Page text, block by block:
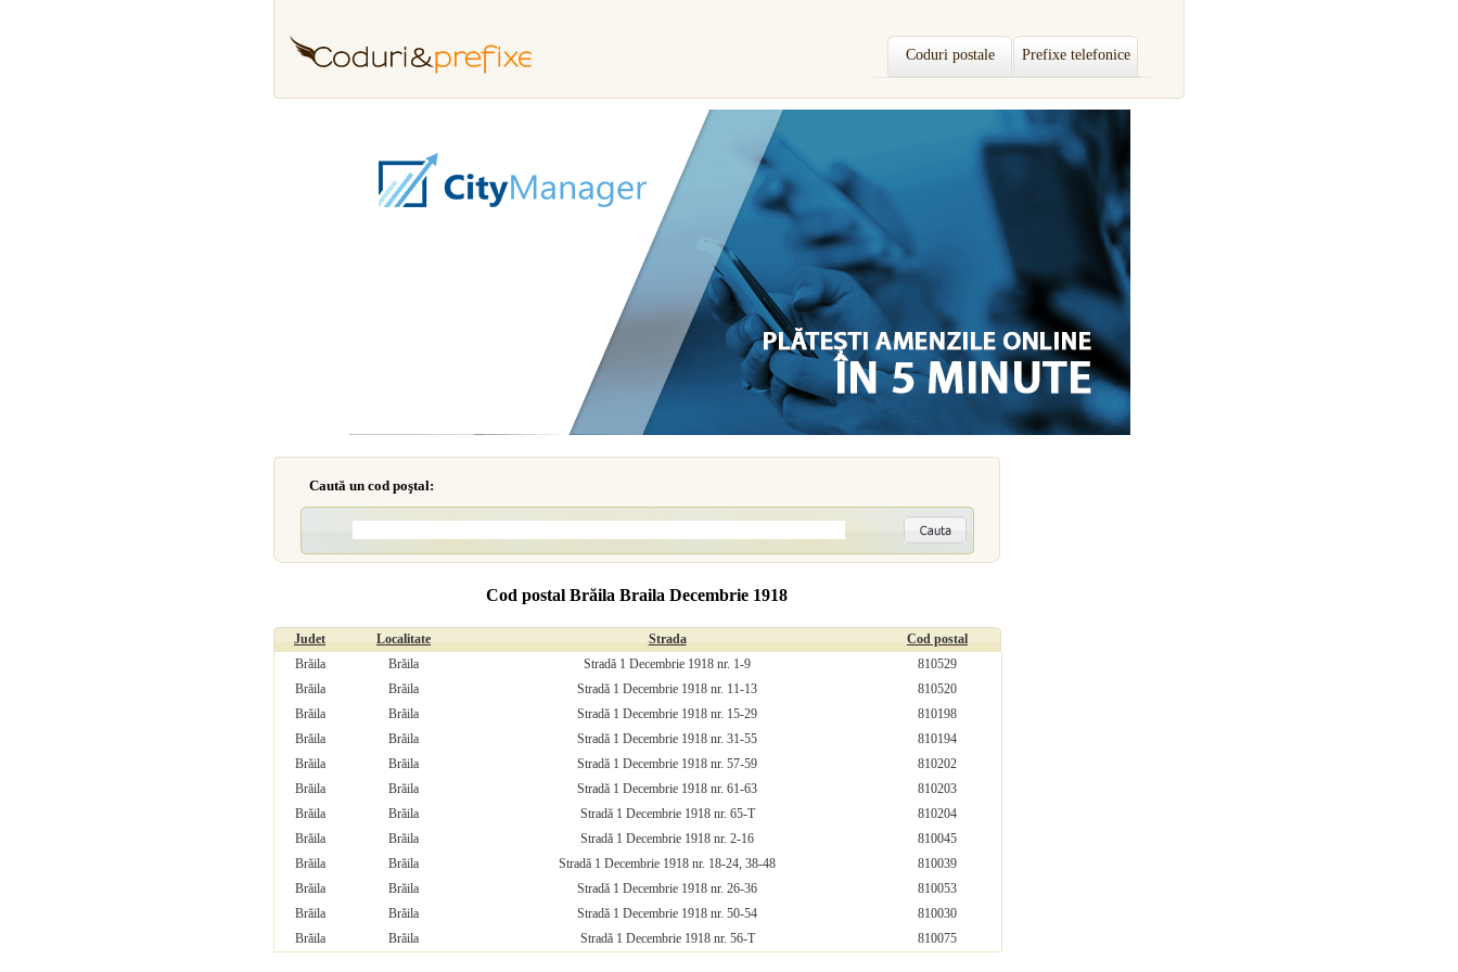
Coduri postale Prefixe telefonice
Caută un cod poştal:
Cod postal Brăila Braila Decembrie 1918
Judet Localitate Strada
Cod postal
Brăila
Brăila Stradă 1 Decembrie 1918 nr. 1-9
810529
Brăila
Brăila Stradă 1 Decembrie 1918 nr. 11-13
810520
Brăila
Brăila Stradă 1 Decembrie 1918 nr. 15-29
810198
Brăila
Brăila Stradă 1 Decembrie 1918 nr. 31-55
810194
Brăila
Brăila Stradă 1 Decembrie 1918 nr. 57-59
810202
Brăila
Brăila Stradă 1 Decembrie 1918 nr. 61-63
810203
Brăila
Brăila Stradă 1 Decembrie 1918 nr. 65-T
810204
Brăila
Brăila Stradă 1 Decembrie 1918 nr. 2-16
810045
Brăila
Brăila Stradă 1 Decembrie 1918 nr. 18-24, 38-48
810039
Brăila
Brăila Stradă 1 Decembrie 1918 nr. 26-36
810053
Brăila
Brăila Stradă 1 Decembrie 1918 nr. 50-54
810030
Brăila
Brăila Stradă 1 Decembrie 1918 nr. 56-T 810075